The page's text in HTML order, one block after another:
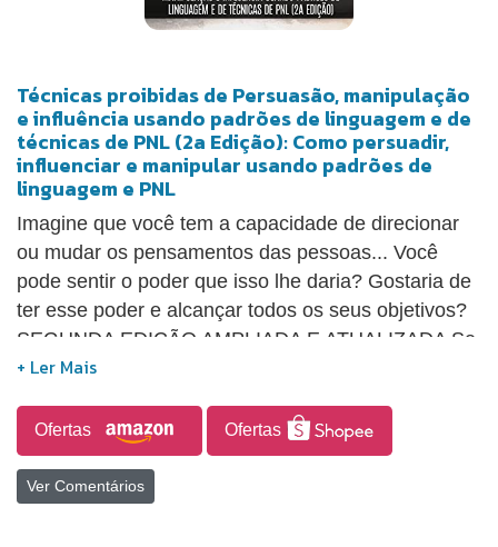
Técnicas proibidas de Persuasão, manipulação
e influência usando padrões de linguagem e de
técnicas de PNL (2a Edição): Como persuadir,
influenciar e manipular usando padrões de
linguagem e PNL
Imagine que você tem a capacidade de direcionar
ou mudar os pensamentos das pessoas... Você
pode sentir o poder que isso lhe daria? Gostaria de
ter esse poder e alcançar todos os seus objetivos?
SEGUNDA EDIÇÃO AMPLIADA E ATUALIZADA Se
quiser que seus colegas, chefe, parceiro, filhos,
diga "sim" a tudo o que quiser, eu só lhe direi três
palavras: Leia este livro! Quer você esteja
conversando com o seu parceiro, seus amigos,
Ofertas Ofertas
Ver Comentários